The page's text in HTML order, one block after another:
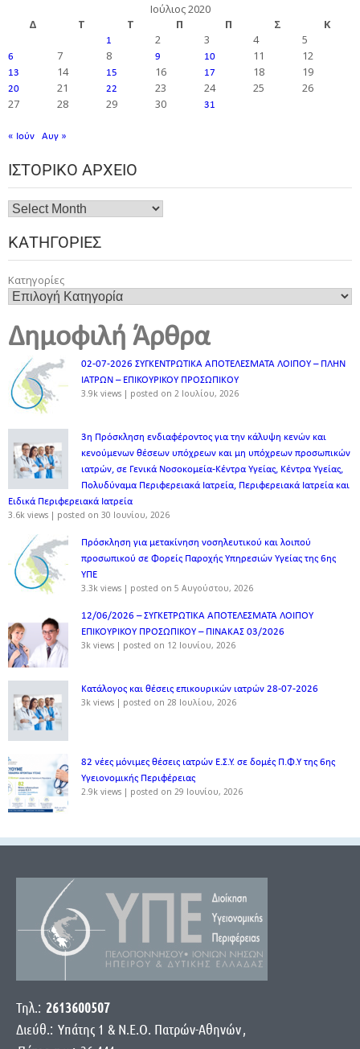
Ιούλιος 2020
Δ
Τ Τ Π Π Σ Κ
1 2 3 4 5
6 7 8 9 10 11 12
13 14 15 16 17 18 19
20 21 22 23 24 25
26
27
28 29 30 31
« Ιούν Αυγ »
ΙΣΤΟΡΙΚΌ ΑΡΧΕΊΟ
ΚΑΤΗΓΟΡΊΕΣ
Κατηγορίες
Δημοφιλή Άρθρα
02-07-2026 ΣΥΓΚΕΝΤΡΩΤΙΚΑ ΑΠΟΤΕΛΕΣΜΑΤΑ ΛΟΙΠΟΥ – ΠΛΗΝ
ΙΑΤΡΩΝ – ΕΠΙΚΟΥΡΙΚΟΥ ΠΡΟΣΩΠΙΚOY
3.9k views | posted on 2 Ιουλίου, 2026
3η Πρόσκληση ενδιαφέροντος για την κάλυψη κενών και
κενούμενων θέσεων υπόχρεων και μη υπόχρεων προσωπικών
ιατρών, σε Γενικά Νοσοκομεία-Κέντρα Υγείας, Κέντρα Υγείας,
Πολυδύναμα Περιφερειακά Ιατρεία, Περιφερειακά Ιατρεία και
Ειδικά Περιφερειακά Ιατρεία
3.6k views | posted on 30 Ιουνίου, 2026
Πρόσκληση για μετακίνηση νοσηλευτικού και λοιπού
προσωπικού σε Φορείς Παροχής Υπηρεσιών Υγείας της 6ης
ΥΠΕ
3.3k views | posted on 5 Αυγούστου, 2026
12/06/2026 – ΣΥΓΚΕΤΡΩΤΙΚΑ ΑΠΟΤΕΛΕΣΜΑΤΑ ΛΟΙΠΟΥ
ΕΠΙΚΟΥΡΙΚΟΥ ΠΡΟΣΩΠΙΚΟΥ – ΠΙΝΑΚΑΣ 03/2026
3k views | posted on 12 Ιουνίου, 2026
Κατάλογος και θέσεις επικουρικών ιατρών 28-07-2026
3k views | posted on 28 Ιουλίου, 2026
82 νέες μόνιμες θέσεις ιατρών Ε.Σ.Υ. σε δομές Π.Φ.Υ της 6ης
Υγειονομικής Περιφέρειας
2.9k views | posted on 29 Ιουνίου, 2026
Τηλ.: 2613600507
Διεύθ.: Yπάτης 1 & Ν.Ε.Ο. Πατρών-Αθηνών,